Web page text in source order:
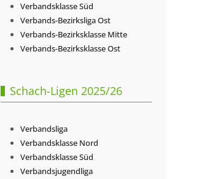
Verbandsklasse Süd
Verbands-Bezirksliga Ost
Verbands-Bezirksklasse Mitte
Verbands-Bezirksklasse Ost
Schach-Ligen 2025/26
Verbandsliga
Verbandsklasse Nord
Verbandsklasse Süd
Verbandsjugendliga